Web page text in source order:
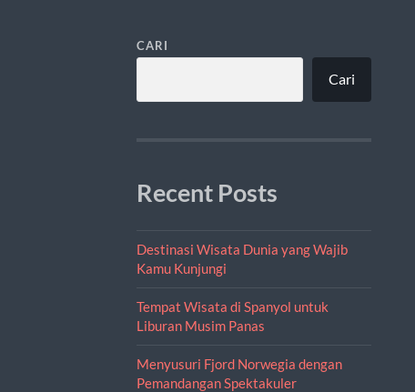
CARI
Cari
Recent Posts
Destinasi Wisata Dunia yang Wajib
Kamu Kunjungi
Tempat Wisata di Spanyol untuk
Liburan Musim Panas
Menyusuri Fjord Norwegia dengan
Pemandangan Spektakuler